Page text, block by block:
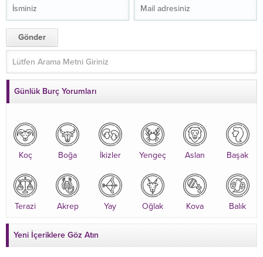
Günlük Burç Yorumları
Koç Boğa İkizler Yengeç Aslan Başak
Terazi Akrep Yay Oğlak Kova Balık
Yeni İçeriklere Göz Atın